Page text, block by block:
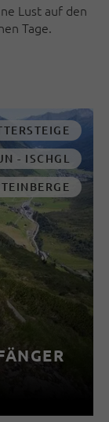
Lust auf den
Tage.
- ISCHGL